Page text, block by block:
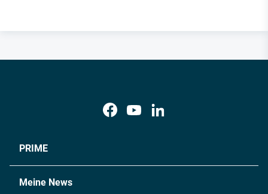
PRIME
Meine News